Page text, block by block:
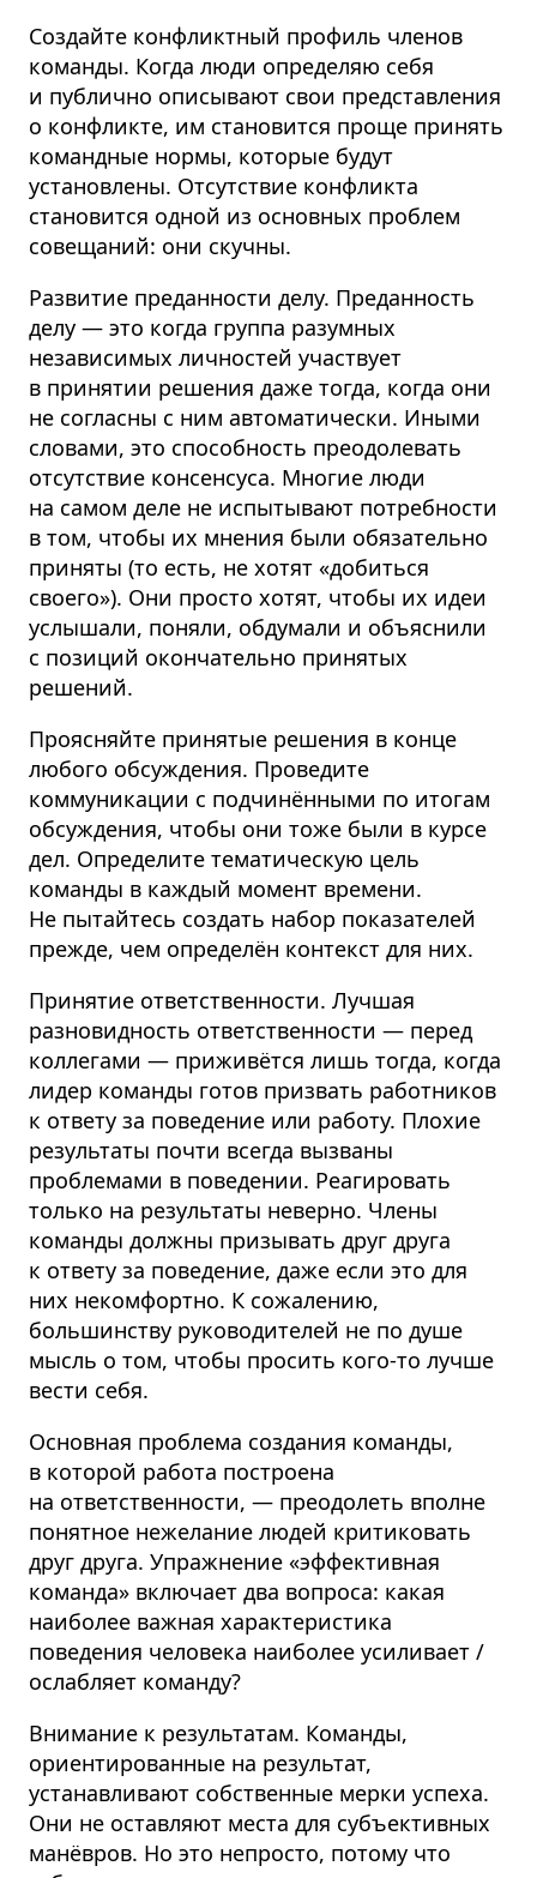
Создайте конфликтный профиль членов
команды. Когда люди определяю себя
и публично описывают свои представления
о конфликте, им становится проще принять
командные нормы, которые будут
установлены. Отсутствие конфликта
становится одной из основных проблем
совещаний: они скучны.
Развитие преданности делу. Преданность
делу — это когда группа разумных
независимых личностей участвует
в принятии решения даже тогда, когда они
не согласны с ним автоматически. Иными
словами, это способность преодолевать
отсутствие консенсуса. Многие люди
на самом деле не испытывают потребности
в том, чтобы их мнения были обязательно
приняты (то есть, не хотят «добиться
своего»). Они просто хотят, чтобы их идеи
услышали, поняли, обдумали и объяснили
с позиций окончательно принятых
решений.
Проясняйте принятые решения в конце
любого обсуждения. Проведите
коммуникации с подчинёнными по итогам
обсуждения, чтобы они тоже были в курсе
дел. Определите тематическую цель
команды в каждый момент времени.
Не пытайтесь создать набор показателей
прежде, чем определён контекст для них.
Принятие ответственности. Лучшая
разновидность ответственности — перед
коллегами — приживётся лишь тогда, когда
лидер команды готов призвать работников
к ответу за поведение или работу. Плохие
результаты почти всегда вызваны
проблемами в поведении. Реагировать
только на результаты неверно. Члены
команды должны призывать друг друга
к ответу за поведение, даже если это для
них некомфортно. К сожалению,
большинству руководителей не по душе
мысль о том, чтобы просить кого-то лучше
вести себя.
Основная проблема создания команды,
в которой работа построена
на ответственности, — преодолеть вполне
понятное нежелание людей критиковать
друг друга. Упражнение «эффективная
команда» включает два вопроса: какая
наиболее важная характе­ристика
поведения человека наиболее усиливает /
ослабляет команду?
Внимание к результатам. Команды,
ориенти­рованные на результат,
устанавливают собственные мерки успеха.
Они не оставляют места для субъективных
манёвров. Но это непросто, потому что